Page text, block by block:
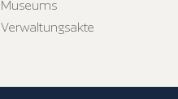
Museums
Verwaltungsakte